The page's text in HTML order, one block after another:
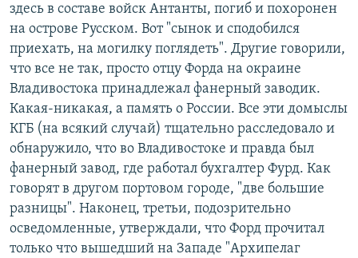
здесь в составе войск Антанты, погиб и похоронен
на острове Русском. Вот "сынок и сподобился
приехать, на могилку поглядеть". Другие говорили,
что все не так, просто отцу Форда на окраине
Владивостока принадлежал фанерный заводик.
Какая-никакая, а память о России. Все эти домыслы
КГБ (на всякий случай) тщательно расследовало и
обнаружило, что во Владивостоке и правда был
фанерный завод, где работал бухгалтер Фурд. Как
говорят в другом портовом городе, "две большие
разницы". Наконец, третьи, подозрительно
осведомленные, утверждали, что Форд прочитал
только что вышедший на Западе "Архипелаг